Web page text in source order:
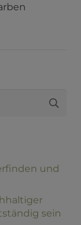
und
sein